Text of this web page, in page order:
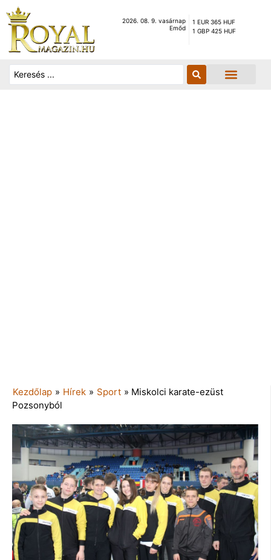
2026. 08. 9. vasárnap
Emőd
1 EUR 365 HUF
1 GBP 425 HUF
Kezdőlap » Hírek » Sport » Miskolci karate-ezüst
Pozsonyból